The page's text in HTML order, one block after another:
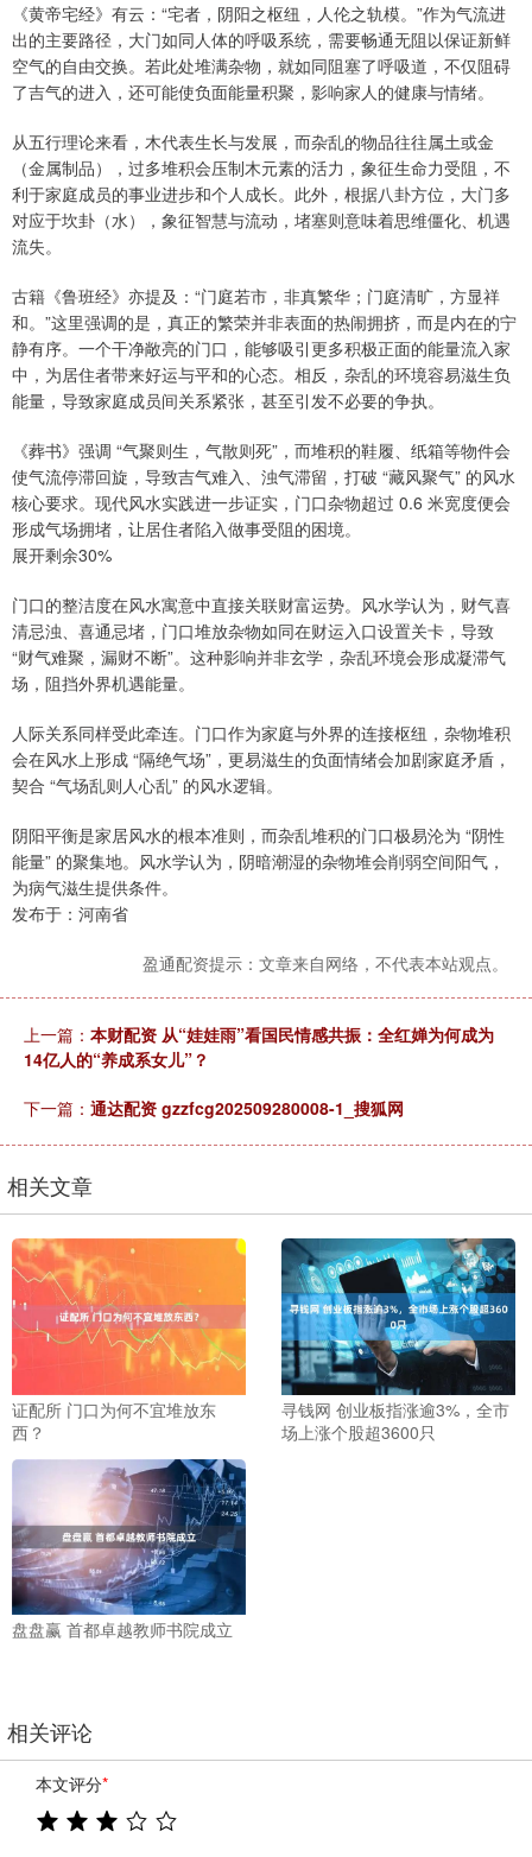
《黄帝宅经》有云：“宅者，阴阳之枢纽，人伦之轨模。”作为气流进
出的主要路径，大门如同人体的呼吸系统，需要畅通无阻以保证新鲜
空气的自由交换。若此处堆满杂物，就如同阻塞了呼吸道，不仅阻碍
了吉气的进入，还可能使负面能量积聚，影响家人的健康与情绪。
从五行理论来看，木代表生长与发展，而杂乱的物品往往属土或金
（金属制品），过多堆积会压制木元素的活力，象征生命力受阻，不
利于家庭成员的事业进步和个人成长。此外，根据八卦方位，大门多
对应于坎卦（水），象征智慧与流动，堵塞则意味着思维僵化、机遇
流失。
古籍《鲁班经》亦提及：“门庭若市，非真繁华；门庭清旷，方显祥
和。”这里强调的是，真正的繁荣并非表面的热闹拥挤，而是内在的宁
静有序。一个干净敞亮的门口，能够吸引更多积极正面的能量流入家
中，为居住者带来好运与平和的心态。相反，杂乱的环境容易滋生负
能量，导致家庭成员间关系紧张，甚至引发不必要的争执。
《葬书》强调 “气聚则生，气散则死”，而堆积的鞋履、纸箱等物件会
使气流停滞回旋，导致吉气难入、浊气滞留，打破 “藏风聚气” 的风水
核心要求。现代风水实践进一步证实，门口杂物超过 0.6 米宽度便会
形成气场拥堵，让居住者陷入做事受阻的困境。
展开剩余30%
门口的整洁度在风水寓意中直接关联财富运势。风水学认为，财气喜
清忌浊、喜通忌堵，门口堆放杂物如同在财运入口设置关卡，导致
“财气难聚，漏财不断”。这种影响并非玄学，杂乱环境会形成凝滞气
场，阻挡外界机遇能量。
人际关系同样受此牵连。门口作为家庭与外界的连接枢纽，杂物堆积
会在风水上形成 “隔绝气场”，更易滋生的负面情绪会加剧家庭矛盾，
契合 “气场乱则人心乱” 的风水逻辑。
阴阳平衡是家居风水的根本准则，而杂乱堆积的门口极易沦为 “阴性
能量” 的聚集地。风水学认为，阴暗潮湿的杂物堆会削弱空间阳气，
为病气滋生提供条件。
发布于：河南省
盈通配资提示：文章来自网络，不代表本站观点。
上一篇： 本财配资 从“娃娃雨”看国民情感共振：全红婵为何成为
14亿人的“养成系女儿”？
下一篇： 通达配资 gzzfcg202509280008-1_搜狐网
相关文章
证配所 门口为何不宜堆放东
西？
寻钱网 创业板指涨逾3%，全市
场上涨个股超3600只
盘盘赢 首都卓越教师书院成立
相关评论
本文评分*